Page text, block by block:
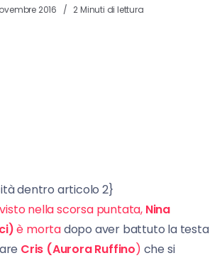
2016 2 Minuti di lettura
dentro articolo 2}
nella scorsa puntata, Nina
è mortadopo aver battuto la testa
Cris (Aurora Ruffino) che si